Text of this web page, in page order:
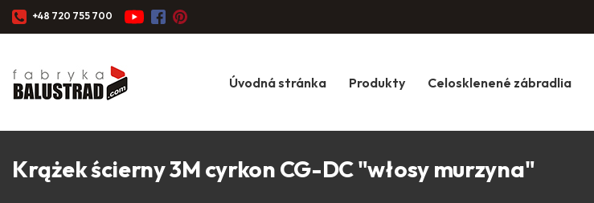
+48 720 755 700
Úvodná stránka Produkty Celosklenené zábradlia
Krążek ścierny 3M cyrkon CG-DC "włosy murzyna"